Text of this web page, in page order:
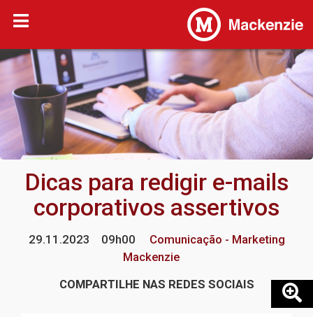
Dicas para redigir e-mails
corporativos assertivos
29.11.2023 09h00
Comunicação - Marketing
Mackenzie
COMPARTILHE NAS REDES SOCIAIS